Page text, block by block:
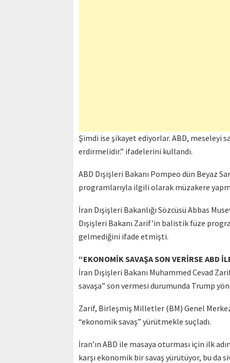
Şimdi ise şikayet ediyorlar. ABD, meseleyi
erdirmelidir.” ifadelerini kullandı.
ABD Dışişleri Bakanı Pompeo dün Beyaz
programlarıyla ilgili olarak müzakere
İran Dışişleri Bakanlığı Sözcüsü Abbas
Dışişleri Bakanı Zarif’in balistik füze
gelmediğini ifade etmişti.
“EKONOMİK SAVAŞA SON VERİRSE ABD
İran Dışişleri Bakanı Muhammed Cevad
savaşa” son vermesi durumunda Trump
Zarif, Birleşmiş Milletler (BM) Genel
“ekonomik savaş” yürütmekle suçladı.
İran’ın ABD ile masaya oturması için ilk
karşı ekonomik bir savaş yürütüyor, bu